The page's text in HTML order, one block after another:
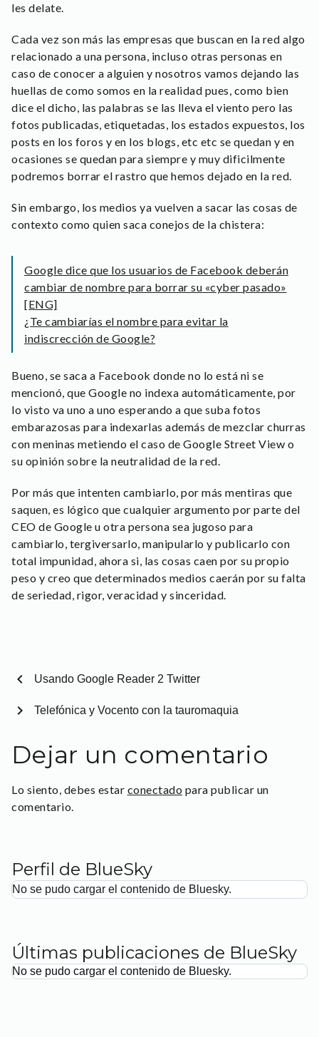
les delate.
Cada vez son más las empresas que buscan en la red algo
relacionado a una persona, incluso otras personas en
caso de conocer a alguien y nosotros vamos dejando las
huellas de como somos en la realidad pues, como bien
dice el dicho, las palabras se las lleva el viento pero las
fotos publicadas, etiquetadas, los estados expuestos, los
posts en los foros y en los blogs, etc etc se quedan y en
ocasiones se quedan para siempre y muy dificilmente
podremos borrar el rastro que hemos dejado en la red.
Sin embargo, los medios ya vuelven a sacar las cosas de
contexto como quien saca conejos de la chistera:
Google dice que los usuarios de Facebook deberán
cambiar de nombre para borrar su «cyber pasado»
[ENG]
¿Te cambiarías el nombre para evitar la
indiscrección de Google?
Bueno, se saca a Facebook donde no lo está ni se
mencionó, que Google no indexa automáticamente, por
lo visto va uno a uno esperando a que suba fotos
embarazosas para indexarlas además de mezclar churras
con meninas metiendo el caso de Google Street View o
su opinión sobre la neutralidad de la red.
Por más que intenten cambiarlo, por más mentiras que
saquen, es lógico que cualquier argumento por parte del
CEO de Google u otra persona sea jugoso para
cambiarlo, tergiversarlo, manipularlo y publicarlo con
total impunidad, ahora si, las cosas caen por su propio
peso y creo que determinados medios caerán por su falta
de seriedad, rigor, veracidad y sinceridad.
chevron_left Usando Google Reader 2 Twitter
Telefónica y Vocento con la tauromaquia
chevron_right
Dejar un comentario
Lo siento, debes estar conectado para publicar un
comentario.
Perfil de BlueSky
No se pudo cargar el contenido de Bluesky.
Últimas publicaciones de BlueSky
No se pudo cargar el contenido de Bluesky.